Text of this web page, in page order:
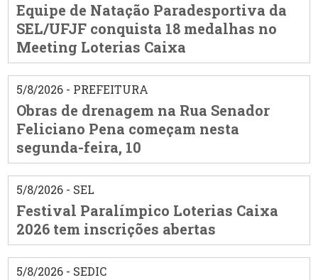
Equipe de Natação Paradesportiva da
SEL/UFJF conquista 18 medalhas no
Meeting Loterias Caixa
5/8/2026 - PREFEITURA
Obras de drenagem na Rua Senador
Feliciano Pena começam nesta
segunda-feira, 10
5/8/2026 - SEL
Festival Paralímpico Loterias Caixa
2026 tem inscrições abertas
5/8/2026 - SEDIC